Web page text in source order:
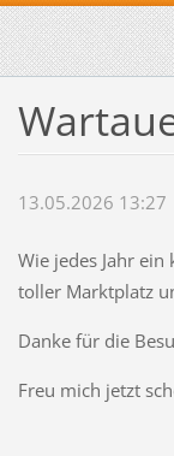
13.05.2026 13:27
Wie jedes Jahr
toller Marktplatz
Danke für die
Freu mich jetzt